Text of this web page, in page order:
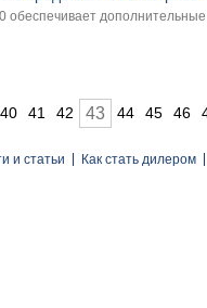
обеспечивает
40 41 42 43 44 45 46
и статьи Как стать дилером